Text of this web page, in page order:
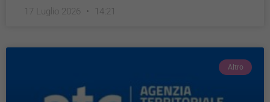
17 Luglio 2026 14:21
Altro